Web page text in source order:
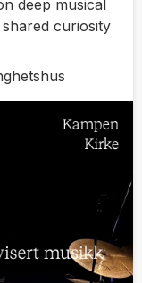
deep musical
curiosity